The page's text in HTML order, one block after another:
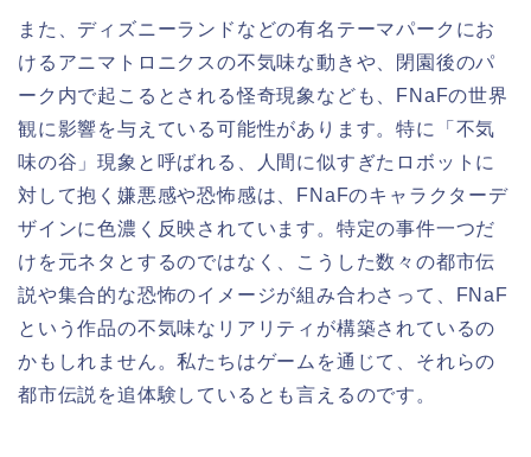
また、ディズニーランドなどの有名テーマパークにお
けるアニマトロニクスの不気味な動きや、閉園後のパ
ーク内で起こるとされる怪奇現象なども、FNaFの世界
観に影響を与えている可能性があります。特に「不気
味の谷」現象と呼ばれる、人間に似すぎたロボットに
対して抱く嫌悪感や恐怖感は、FNaFのキャラクターデ
ザインに色濃く反映されています。特定の事件一つだ
けを元ネタとするのではなく、こうした数々の都市伝
説や集合的な恐怖のイメージが組み合わさって、FNaF
という作品の不気味なリアリティが構築されているの
かもしれません。私たちはゲームを通じて、それらの
都市伝説を追体験しているとも言えるのです。